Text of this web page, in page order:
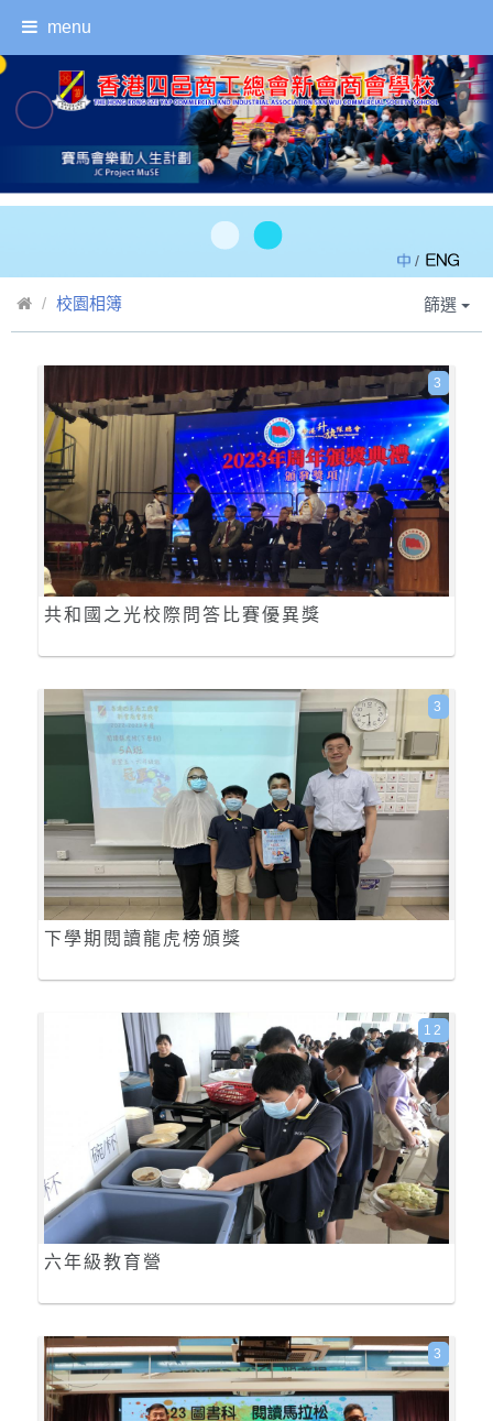
menu
/
校園相簿 篩選
共和國之光校際問答比賽優異獎
3
下學期閱讀龍虎榜頒獎
3
六年級教育營
12
3